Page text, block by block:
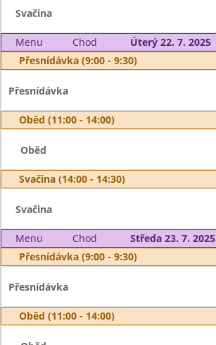
Svačina
Menu Chod
Úterý 22. 7. 2025
Přesnídávka (9:00 - 9:30)
Přesnídávka
Oběd (11:00 - 14:00)
Oběd
Svačina (14:00 - 14:30)
Svačina
Menu Chod
Středa 23. 7. 2025
Přesnídávka (9:00 - 9:30)
Přesnídávka
Oběd (11:00 - 14:00)